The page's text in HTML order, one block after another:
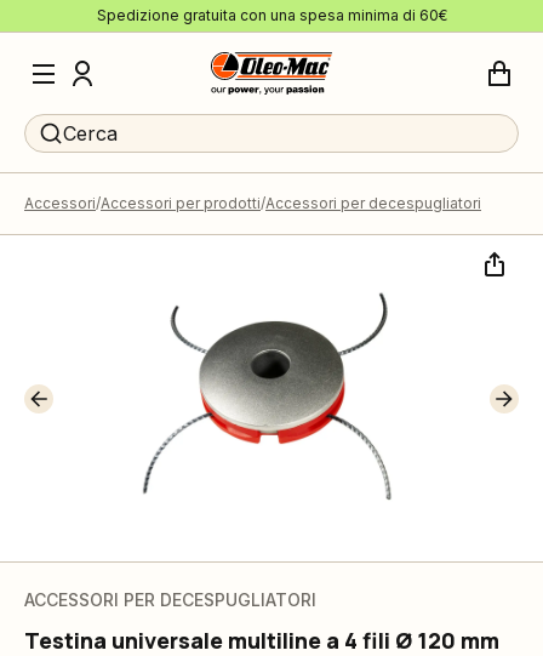
Spedizione gratuita con una spesa minima di 60€
Cerca
Accessori Accessori per prodotti Accessori per decespugliatori
ACCESSORI PER DECESPUGLIATORI
Testina universale multiline a 4 fili Ø 120 mm